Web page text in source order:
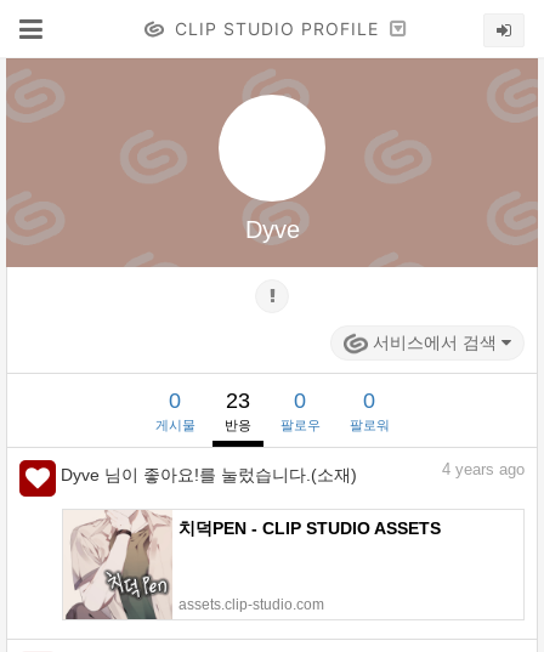
CLIP STUDIO PROFILE
Dyve
서비스에서 검색
0
게시물
23
반응
0
팔로우
0
팔로워
Dyve 님이 좋아요!를 눌렀습니다.(소재) 4 years ago
치덕PEN - CLIP STUDIO ASSETS
assets.clip-studio.com